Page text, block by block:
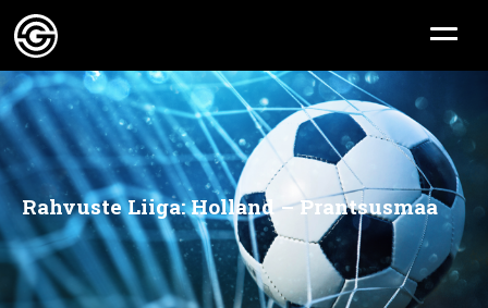
Rahvuste Liiga: Holland – Prantsusmaa